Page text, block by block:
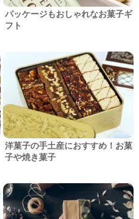
パッケージもおしゃれなお菓子ギ
フト
洋菓子の手土産におすすめ！お菓
子や焼き菓子